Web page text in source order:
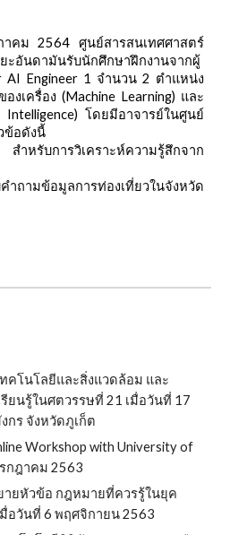
าคม2564 ศูนย์สารสนเทศศาสตร์
ะอันดามันรับนักศึกษาฝึกงานจากผู้
AI Engineer 1 จำนวน 2 ตำแหน่ง
องเครื่อง(Machine Learning) และ
โดยมีอาจารย์ในศูนย์
ข้อดังนี้
สำหรับการวิเคราะห์ความรู้สึกจาก
ำถามข้อมูลการท่องเที่ยวในจังหวัด
คโนโลยีและสิ่งแวดล้อม และ
ยนรู้ในศตวรรษที่ 21 เมื่อวันที่ 17
ร จังหวัดภูเก็ต
Workshop with University of
กฎาคม 2563
ายหัวข้อ กฎหมายที่ควรรู้ในยุค
อวันที่ 6 พฤศจิกายน 2563